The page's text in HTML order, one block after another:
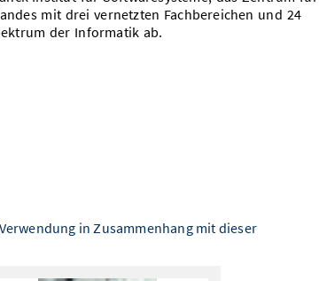
mit drei vernetzten Fachbereichen und 24
der Informatik ab.
in Zusammenhang mit dieser